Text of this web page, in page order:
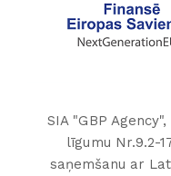
SIA "GBP
līgumu Nr.9.2-
saņemšanu ar